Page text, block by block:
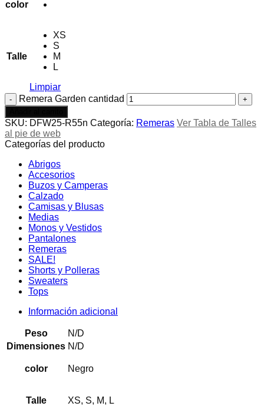
color
Talle
XS
S
M
L
Limpiar
Remera Garden cantidad
SKU: DFW25-R55n Categoría: Remeras Ver Tabla de Talles
al pie de web
Categorías del producto
Abrigos
Accesorios
Buzos y Camperas
Calzado
Camisas y Blusas
Medias
Monos y Vestidos
Pantalones
Remeras
SALE!
Shorts y Polleras
Sweaters
Tops
Información adicional
Peso
N/D
Dimensiones N/D
color Negro
Talle XS, S, M, L